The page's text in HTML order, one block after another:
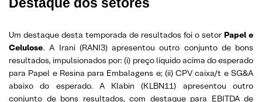
Um destaque desta temporada de resultados foi o setor Papel e
Celulose. A Irani (RANI3) apresentou outro conjunto de bons
resultados, impulsionados por: (i) preço líquido acima do esperado
para Papel e Resina para Embalagens e; (ii) CPV caixa/t e SG&A
abaixo do esperado. A Klabin (KLBN11) apresentou outro
conjunto de bons resultados, com destaque para EBITDA de